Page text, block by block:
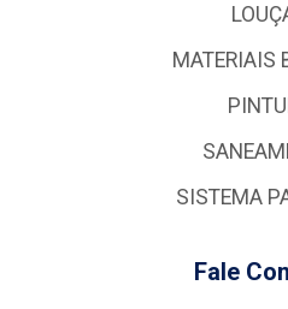
MATERIAIS
SISTEMA
Fale